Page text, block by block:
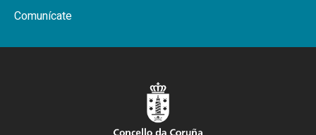
Comunícate